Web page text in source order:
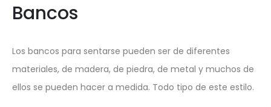
Bancos
Los bancos para sentarse pueden ser de diferentes
materiales, de madera, de piedra, de metal y muchos de
ellos se pueden hacer a medida. Todo tipo de este estilo.